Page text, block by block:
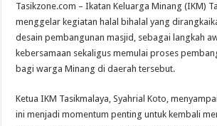
Tasikzone.com – Ikatan Keluarga Minang (IKM)
menggelar kegiatan halal bihalal yang
desain pembangunan masjid, sebagai langkah
kebersamaan sekaligus memulai proses
bagi warga Minang di daerah tersebut.
Ketua IKM Tasikmalaya, Syahrial Koto,
ini menjadi momentum penting untuk kembali